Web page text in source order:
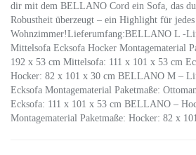
dir mit dem BELLANO Cord ein Sofa, das
Robustheit überzeugt – ein Highlight für jedes
Wohnzimmer!Lieferumfang:BELLANO L -
Mittelsofa Ecksofa Hocker Montagematerial
192 x 53 cm Mittelsofa: 111 x 101 x 53 cm
Hocker: 82 x 101 x 30 cm BELLANO M –
Ecksofa Montagematerial Paketmaße:
Ecksofa: 111 x 101 x 53 cm BELLANO –
Montagematerial Paketmaße: Hocker: 82 x